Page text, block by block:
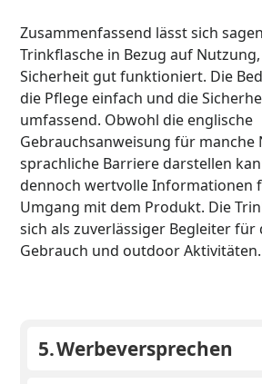
Zusammenfassend lässt sich
Trinkflasche in Bezug auf
Sicherheit gut funktioniert. Die
die Pflege einfach und die
umfassend. Obwohl die englische
Gebrauchsanweisung für manche
sprachliche Barriere darstellen
dennoch wertvolle Informationen
Umgang mit dem Produkt. Die
sich als zuverlässiger Begleiter für
Gebrauch und outdoor Aktivitäten.
5.Werbeversprechen